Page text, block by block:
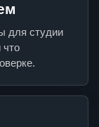
для студии
что